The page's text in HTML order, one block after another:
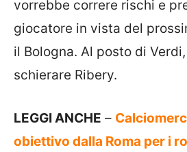
vorrebbe correre rischi e
giocatore in vista del
il Bologna. Al posto di
schierare Ribery.
LEGGI ANCHE –
obiettivo dalla Roma per i